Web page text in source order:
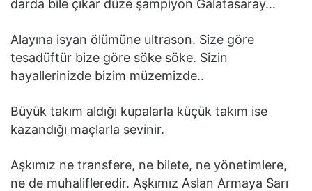
darda bile çıkar düze şampiyon Galatasaray…
Alayına isyan ölümüne ultrason. Size göre
tesadüftür bize göre söke söke. Sizin
hayallerinizde bizim müzemizde..
Büyük takım aldığı kupalarla küçük takım ise
kazandığı maçlarla sevinir.
Aşkımız ne transfere, ne bilete, ne yönetimlere,
ne de muhalifleredir. Aşkımız Aslan Armaya Sarı